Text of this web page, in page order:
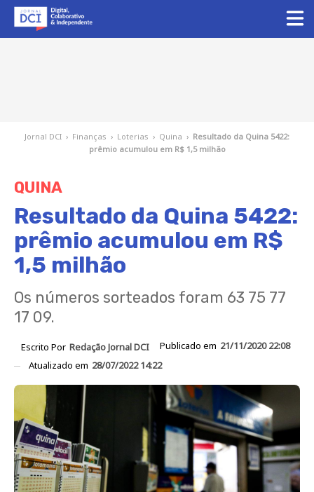
Jornal DCI › Finanças › Loterias › Quina › Resultado da Quina 5422:
prêmio acumulou em R$ 1,5 milhão
QUINA
Resultado da Quina 5422:
prêmio acumulou em R$
1,5 milhão
Os números sorteados foram 63 75 77
17 09.
Escrito Por Redação Jornal DCI Publicado em 21/11/2020 22:08
Atualizado em 28/07/2022 14:22